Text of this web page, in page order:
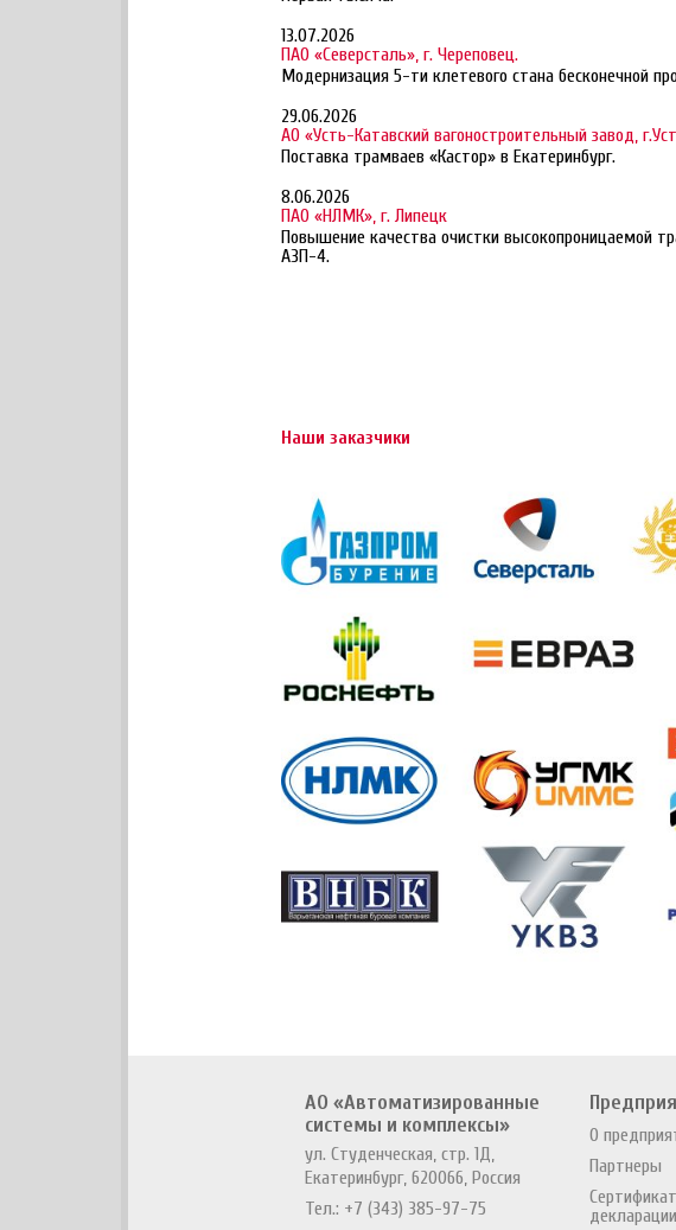
13.07.2026
ПАО «Северсталь», г. Череповец.
Модернизация 5-ти клетевого стана бесконечной
29.06.2026
АО «Усть-Катавский вагоностроительный завод,
Поставка трамваев «Кастор» в Екатеринбург.
8.06.2026
ПАО «НЛМК», г. Липецк
Повышение качества очистки высокопроницаемой
АЗП-4.
Наши заказчики
АО «Автоматизированные
системы и комплексы»
ул. Студенческая, стр. 1Д,
Екатеринбург, 620066, Россия
Тел.: +7 (343) 385-97-75
О
Партнеры
декларации